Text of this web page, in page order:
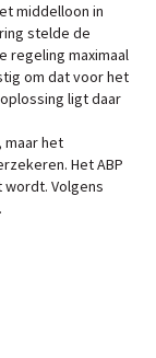
middelloon in
stelde de
regeling maximaal
om dat voor het
ligt daar
maar het
Het ABP
Volgens